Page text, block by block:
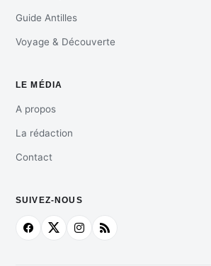
Guide Antilles
Voyage & Découverte
LE MÉDIA
A propos
La rédaction
Contact
SUIVEZ-NOUS